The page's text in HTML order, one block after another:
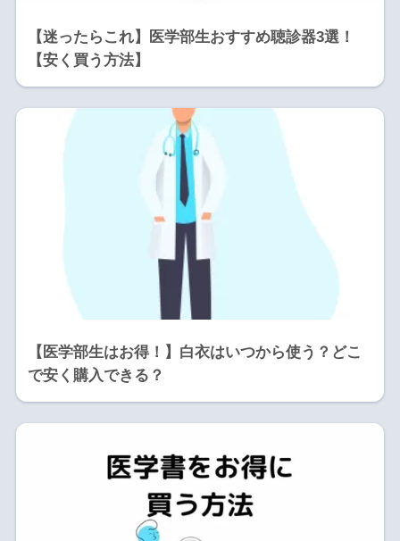
【迷ったらこれ】医学部生おすすめ聴診器3選！
【安く買う方法】
【医学部生はお得！】白衣はいつから使う？どこ
で安く購入できる？